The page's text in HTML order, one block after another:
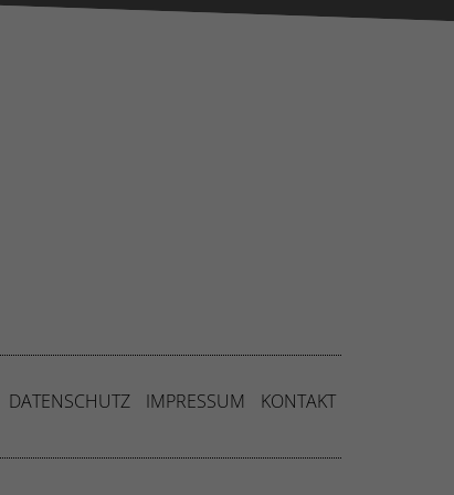
DATENSCHUTZ IMPRESSUM KONTAKT